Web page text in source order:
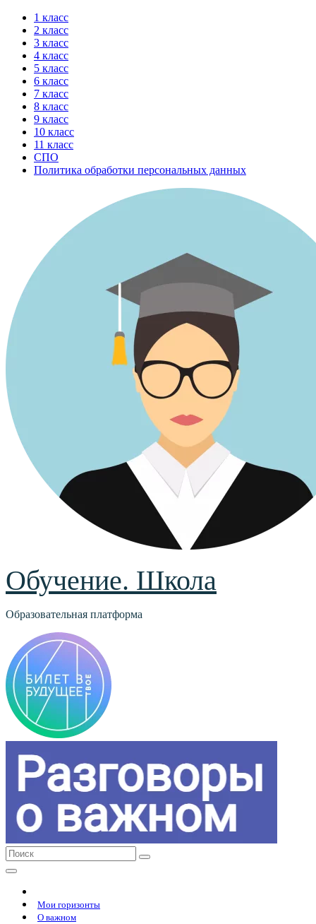
Перейти
содержимому
1 класс
2 класс
3 класс
4 класс
5 класс
6 класс
7 класс
8 класс
9 класс
10 класс
11 класс
СПО
Политика обработки персональных данных
Обучение. Школа
Образовательная платформа
Мои горизонты
О важном